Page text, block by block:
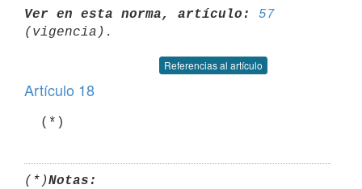
Ver en esta norma, artículo:
57
Referencias al artículo
Artículo 18
(*)
(*)Notas: